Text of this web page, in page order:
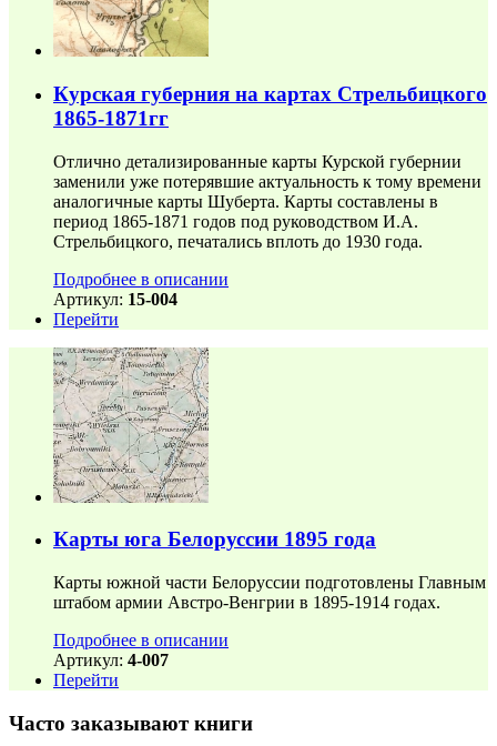
Курская губерния на картах Стрельбицкого
1865-1871гг
Отлично детализированные карты Курской губернии
заменили уже потерявшие актуальность к тому времени
аналогичные карты Шуберта. Карты составлены в
период 1865-1871 годов под руководством И.А.
Стрельбицкого, печатались вплоть до 1930 года.
Подробнее в описании
Артикул: 15-004
Перейти
Карты юга Белоруссии 1895 года
Карты южной части Белоруссии подготовлены Главным
штабом армии Австро-Венгрии в 1895-1914 годах.
Подробнее в описании
Артикул: 4-007
Перейти
Часто заказывают книги